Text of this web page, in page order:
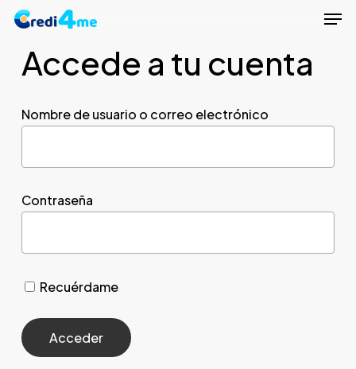
Skip
mainAccede a tu cuenta
Nombre de usuario o correo electrónico
Contraseña
Recuérdame